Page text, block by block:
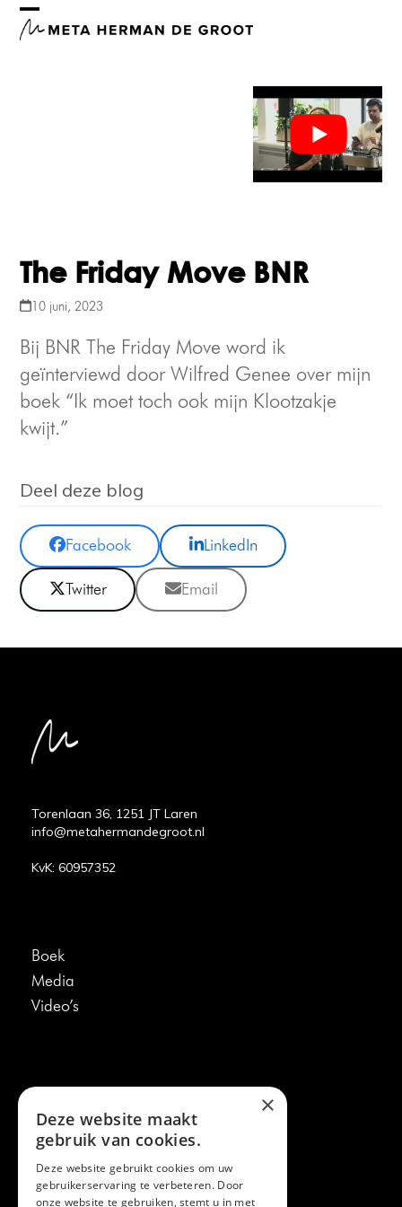
Skip
Open
Close
The Friday Move BNR
10 juni, 2023
Bij BNR The Friday Move word ik
geïnterviewd door Wilfred Genee over mijn
boek “Ik moet toch ook mijn Klootzakje
kwijt.”
Deel deze blog
Facebook LinkedIn
Twitter Email
Torenlaan 36, 1251 JT Laren
info@metahermandegroot.nl
KvK: 60957352
Boek
Media
Video’s
Spreker
Contact
Algemene voorwaarden
×
Deze website maakt
gebruik van cookies.
Deze website gebruikt cookies om uw
gebruikerservaring te verbeteren. Door
onze website te gebruiken, stemt u in met